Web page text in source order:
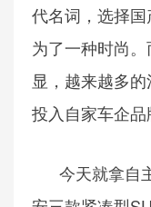
代名词，选择
为了一种时尚
显，越来越多
投入自家车企品
今天就拿自